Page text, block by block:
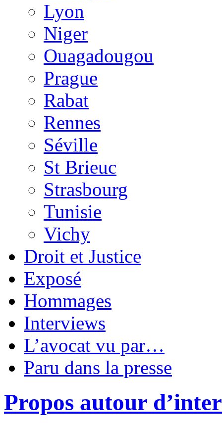
Lyon
Niger
Ouagadougou
Prague
Rabat
Rennes
Séville
St Brieuc
Strasbourg
Tunisie
Vichy
Droit et Justice
Exposé
Hommages
Interviews
L’avocat vu par…
Paru dans la presse
Propos autour